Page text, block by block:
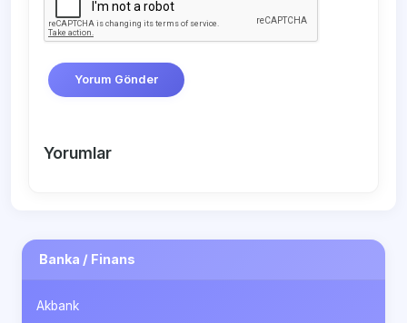
Yorum Gönder
Yorumlar
Banka / Finans
Akbank